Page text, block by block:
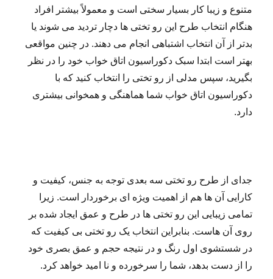
متنوع و زیبا کار بسیار سختی است و معمولاً بیشتر افراد
هنگام انتخاب طرح این رو تختی ها دچار تردید می شوند یا
بدتر از آن انتخاب اشتباهی انجام می دهند. در چنین مواقعی
بهتر است ابتدا سبک دکوراسیون اتاق خواب خود را در نظر
بگیرید، سپس مدلی از رو تختی را انتخاب کنید که با
دکوراسیون اتاق خواب شما هماهنگی و همخوانی بیشتری
دارد.
جدای از طرح رو تختی سه بعدی توجه به جنس، کیفیت و
کارایی آن ها هم از اهمیت ویژه ای برخوردار است. زیرا
تمامی زیبایی این رو تختی ها در طرح و عمق ایجاد شده بر
روی آن هاست. بنابراین انتخاب یک رو تختی بی کیفیت که
در شستشوی اول رنگ و در نتیجه حجم و عمق بصری خود
را از دست بدهد، شما را سرخورده و نا امید خواهد کرد.